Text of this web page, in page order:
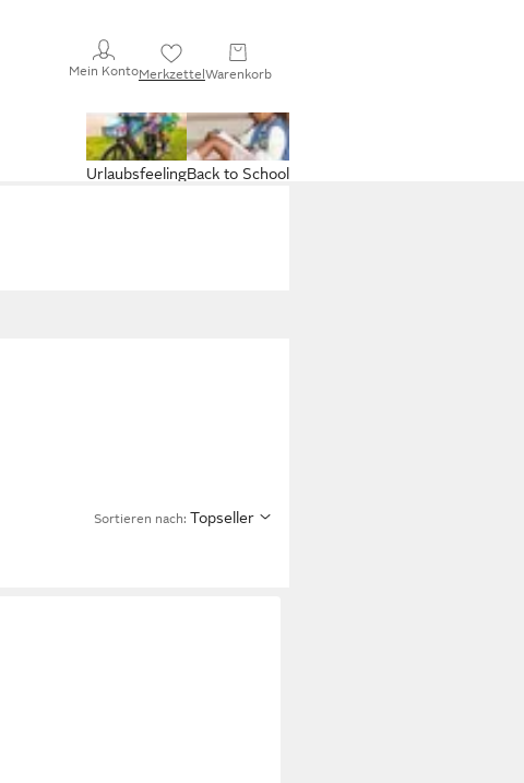
Mein KontoMerkzettelWarenkorb
Back to School
Urlaubsfeeling
Sortieren nach: Topseller